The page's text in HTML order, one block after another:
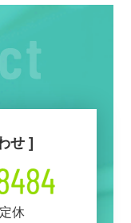
せ
休